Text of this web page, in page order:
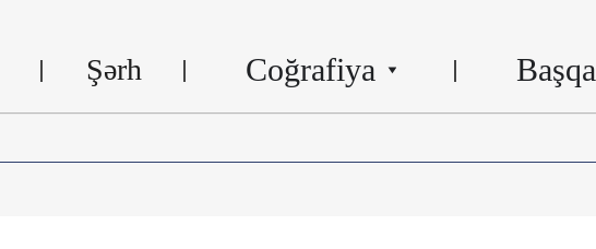
Şərh Coğrafiya Başqa